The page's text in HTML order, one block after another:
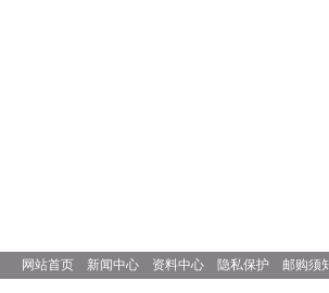
网站首页 新闻中心 资料中心 隐私保护 邮购须